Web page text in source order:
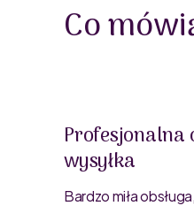
Co
Profesjonalna
wysyłka
Bardzo miła